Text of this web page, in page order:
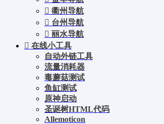
衢州导航
台州导航
丽水导航
在线小工具
自动外链工具
流量消耗器
毒蘑菇测试
鱼缸测试
原神启动
圣诞树HTML代码
Allemoticon